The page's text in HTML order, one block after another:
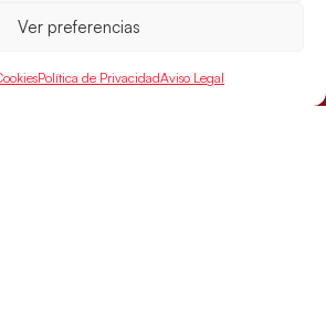
Ver preferencias
Política de PrivacidadAviso Legal